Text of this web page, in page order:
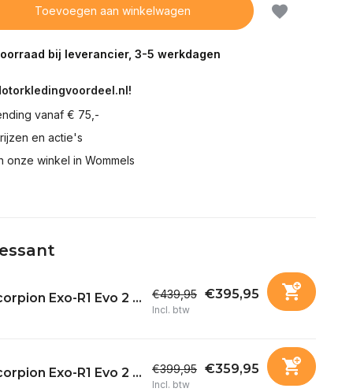
Toevoegen aan winkelwagen
bij leverancier, 3-5 werkdagen
vanaf € 75,-
en actie's
onze winkel in Wommels
Exo-R1 Evo 2 ... €439,95 €395,95
Incl. btw
Exo-R1 Evo 2 ... €399,95 €359,95
Incl. btw